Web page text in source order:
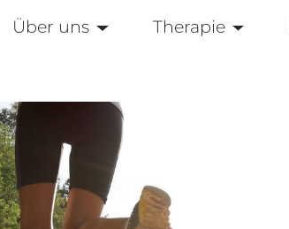
Über uns Therapie